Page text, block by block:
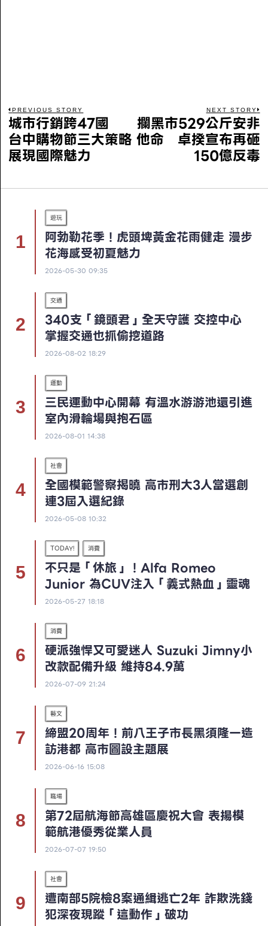
PREVIOUS STORY
城市行銷跨47國
台中購物節三大策略
展現國際魅力
NEXT STORY
攔黑市529公斤安非
他命 卓揆宣布再砸
150億反毒
遊玩
阿勃勒花季！虎頭埤黃金花雨健走 漫步
花海感受初夏魅力
2026-05-30 09:35
交通
340支「鏡頭君」全天守護 交控中心
掌握交通也抓偷挖道路
2026-08-02 18:29
運動
三民運動中心開幕 有溫水游游池還引進
室內滑輪場與抱石區
2026-08-01 14:38
社會
全國模範警察揭曉 高市刑大3人當選創
連3屆入選紀錄
2026-05-08 10:32
TODAY! 消費
不只是「休旅」！Alfa Romeo
Junior 為CUV注入「義式熱血」靈魂
2026-05-27 18:18
消費
硬派強悍又可愛迷人 Suzuki Jimny小
改款配備升級 維持84.9萬
2026-07-09 21:24
藝文
締盟20周年！前八王子市長黑須隆一造
訪港都 高市圖設主題展
2026-06-16 15:08
職場
第72屆航海節高雄區慶祝大會 表揚模
範航港優秀從業人員
2026-07-07 19:50
社會
遭南部5院檢8案通緝逃亡2年 詐欺洗錢
犯深夜現蹤「這動作」破功